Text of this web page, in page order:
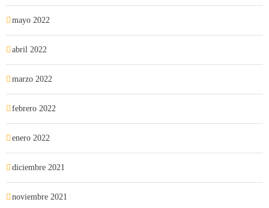
mayo 2022
abril 2022
marzo 2022
febrero 2022
enero 2022
diciembre 2021
noviembre 2021